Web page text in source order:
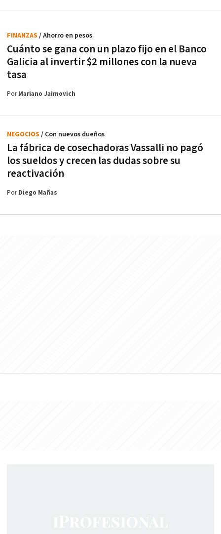
Cuánto se gana con un plazo fijo en el Banco
Galicia al invertir $2 millones con la nueva
tasa
FINANZAS / Ahorro en pesos
PorMariano Jaimovich
La fábrica de cosechadoras Vassalli no pagó
los sueldos y crecen las dudas sobre su
reactivación
NEGOCIOS / Con nuevos dueños
PorDiego Mañas